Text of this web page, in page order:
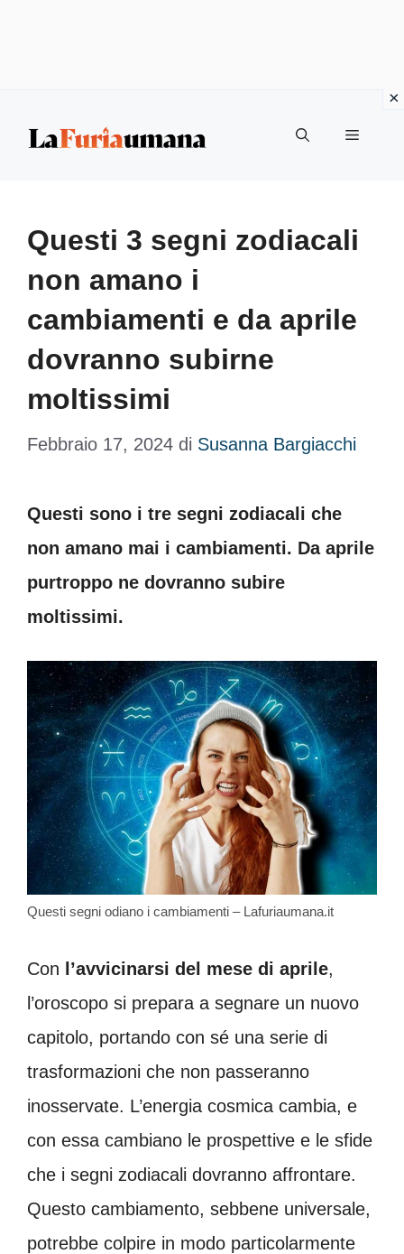
Menu
Questi 3 segni zodiacali
non amano i
cambiamenti e da aprile
dovranno subirne
moltissimi
Febbraio 17, 2024 di Susanna Bargiacchi
Questi sono i tre segni zodiacali che
non amano mai i cambiamenti. Da aprile
purtroppo ne dovranno subire
moltissimi.
Questi segni odiano i cambiamenti – Lafuriaumana.it
Con l’avvicinarsi del mese di aprile,
l’oroscopo si prepara a segnare un nuovo
capitolo, portando con sé una serie di
trasformazioni che non passeranno
inosservate. L’energia cosmica cambia, e
con essa cambiano le prospettive e le sfide
che i segni zodiacali dovranno affrontare.
Questo cambiamento, sebbene universale,
potrebbe colpire in modo particolarmente